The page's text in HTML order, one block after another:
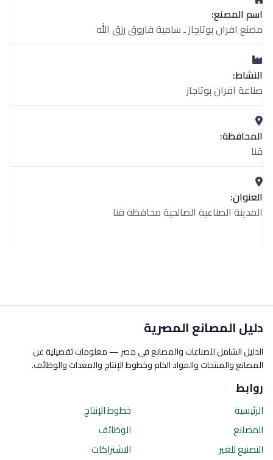
اسم المصنع:
مصنع افران بوتاجاز ـ سامية فاروق رزق الله
النشاط:
صناعة افران بوتاجاز
المحافظة:
قنا
العنوان:
المدينة الصناعية الصالحية محافظة قنا
دليل المصانع المصرية
الدليل الشامل للصناعات والمصانع في مصر — معلومات تفصيلية عن
المصانع والمنتجات والمواد الخام وخطوط الإنتاج والمعدات والوظائف.
روابط
الرئيسية
المصانع
التصنيع للغير
خطوط الإنتاج
الوظائف
الاشتراكات